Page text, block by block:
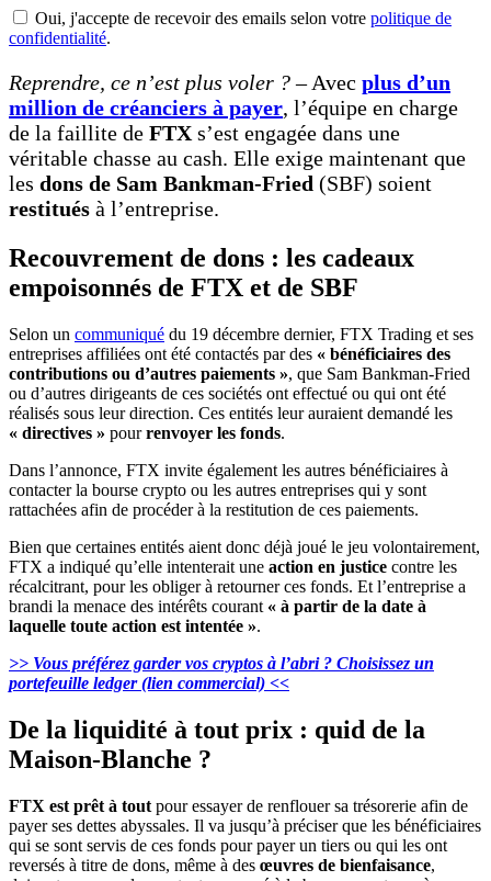
Oui, j'accepte de recevoir des emails selon votre politique de
confidentialité.
Reprendre, ce n’est plus voler ?– Avec plus d’un
million de créanciers à payer, l’équipe en charge
de la faillite de FTX s’est engagée dans une
véritable chasse au cash. Elle exige maintenant que
les dons de Sam Bankman-Fried (SBF) soient
restitués à l’entreprise.
Recouvrement de dons : les cadeaux
empoisonnés de FTX et de SBF
Selon un communiqué du 19 décembre dernier, FTX Trading et ses
entreprises affiliées ont été contactés par des « bénéficiaires des
contributions ou d’autres paiements », que Sam Bankman-Fried
ou d’autres dirigeants de ces sociétés ont effectué ou qui ont été
réalisés sous leur direction. Ces entités leur auraient demandé les
« directives » pourrenvoyer les fonds.
Dans l’annonce, FTX invite également les autres bénéficiaires à
contacter la bourse crypto ou les autres entreprises qui y sont
rattachées afin de procéder à la restitution de ces paiements.
Bien que certaines entités aient donc déjà joué le jeu volontairement,
FTX a indiqué qu’elle intenterait une action en justice contre les
récalcitrant, pour les obliger à retourner ces fonds. Et l’entreprise a
brandi la menace des intérêts courant « à partir de la date à
laquelle toute action est intentée ».
>> Vous préférez garder vos cryptos à l’abri ? Choisissez un
portefeuille ledger (lien commercial) <<
De la liquidité à tout prix : quid de la
Maison-Blanche ?
FTX est prêt à tout pour essayer de renflouer sa trésorerie afin de
payer ses dettes abyssales. Il va jusqu’à préciser que les bénéficiaires
qui se sont servis de ces fonds pour payer un tiers ou qui les ont
reversés à titre de dons, même à des œuvres de bienfaisance,